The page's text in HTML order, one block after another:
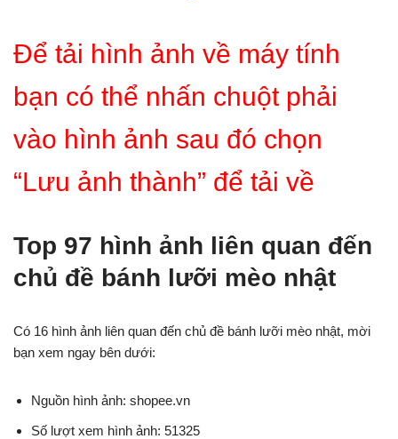
Để tải hình ảnh về máy tính
bạn có thể nhấn chuột phải
vào hình ảnh sau đó chọn
“Lưu ảnh thành” để tải về
Top 97 hình ảnh liên quan đến
chủ đề bánh lưỡi mèo nhật
Có 16 hình ảnh liên quan đến chủ đề bánh lưỡi mèo nhật, mời
bạn xem ngay bên dưới:
Nguồn hình ảnh: shopee.vn
Số lượt xem hình ảnh: 51325